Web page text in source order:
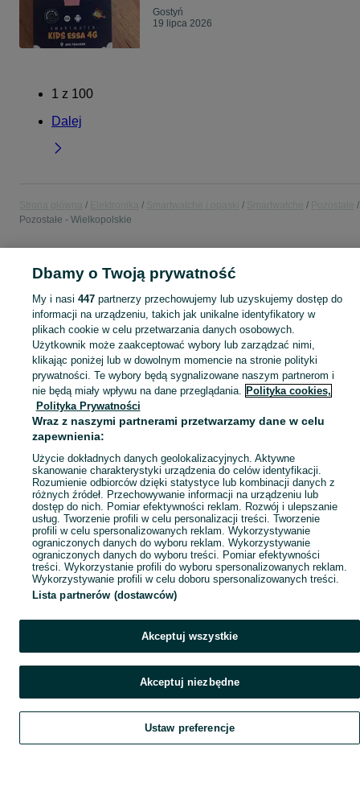
Gostyń
19 lipca 2026
1 z 100
Dalej
Pozostałe - Wielkopolskie
KATEGORIA
Sprzedaż pozostałych smartwatchy Wielkopolskie ▶️ różne systemy i marki ✅ Nowe i używane w atrakcyjnych cenach ✌ Znajdź atrakcyjne oferty na OLX.pl! Zobacz
Mapa kategorii
Mapa miejscowości
Mapa ministron
Szukaj Obserwujesz Dodaj Czat Konto
Dbamy o Twoją prywatność
My i nasi 447partnerzy przechowujemy lub uzyskujemy dostęp do
informacji na urządzeniu, takich jak unikalne identyfikatory w
plikach cookie w celu przetwarzania danych osobowych.
Użytkownik może zaakceptować wybory lub zarządzać nimi,
klikając poniżej lub w dowolnym momencie na stronie polityki
prywatności. Te wybory będą sygnalizowane naszym partnerom i
nie będą miały wpływu na dane przeglądania. Polityka cookies,
Polityka Prywatności
Wraz z naszymi partnerami przetwarzamy dane w celu
zapewnienia:
Użycie dokładnych danych geolokalizacyjnych. Aktywne
skanowanie charakterystyki urządzenia do celów identyfikacji.
Rozumienie odbiorców dzięki statystyce lub kombinacji danych z
różnych źródeł. Przechowywanie informacji na urządzeniu lub
dostęp do nich. Pomiar efektywności reklam. Rozwój i ulepszanie
usług. Tworzenie profili w celu personalizacji treści. Tworzenie
profili w celu spersonalizowanych reklam. Wykorzystywanie
ograniczonych danych do wyboru reklam. Wykorzystywanie
ograniczonych danych do wyboru treści. Pomiar efektywności
treści. Wykorzystanie profili do wyboru spersonalizowanych reklam.
Wykorzystywanie profili w celu doboru spersonalizowanych treści.
Lista partnerów (dostawców)
Akceptuj wszystkie
Akceptuj niezbędne
Ustaw preferencje